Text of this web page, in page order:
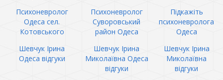
Психоневролог
Одеса сел.
Котовського
Психоневролог
Суворовський
район Одеса
Підкажіть
психоневролога
Одеса
Шевчук Ірина
Одеса відгуки
Шевчук Ірина
Миколаївна Одеса
відгуки
Шевчук Ірина
Миколаївна
відгуки